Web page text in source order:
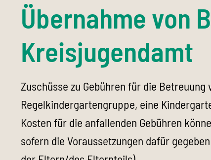
Übernahme von
Kreisjugendamt
Zuschüsse zu Gebühren für die
Regelkindergartengruppe, eine
Kosten für die anfallenden Gebühren
sofern die Voraussetzungen dafür